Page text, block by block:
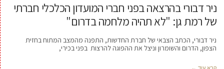
ניר דבורי בהרצאה בפני חברי המועדון הכלכלי חברתי
של רמת גן: "לא תהיה מלחמה בדרום"
ניר דבורי, הכתב הצבאי של חברת החדשות, התפנה מהמצב המתוח בחזית
הצפון, הדרום והשומרון וניצל את ההפוגה להרצות בפני בכירי,